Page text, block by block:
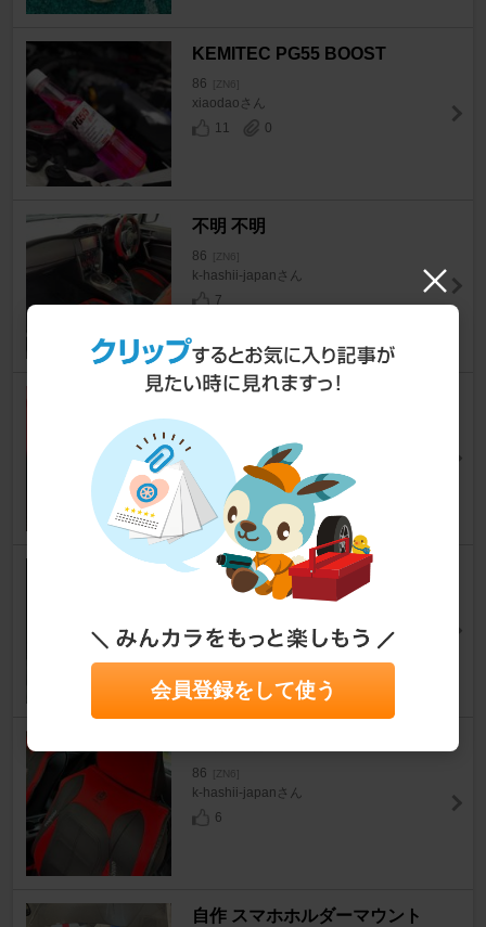
KEMITEC PG55 BOOST
86 [ZN6]
xiaodaoさん
11
0
不明 不明
86 [ZN6]
k-hashii-japanさん
7
DAVANTI PROTOURA RACE
86
ティモシー1125さん
SARD GTシフトノブ TYPE.L
5
86 [ZN6]
k-hashii-japanさん
6
自作 スマホホルダーマウント
会員登録をして使う